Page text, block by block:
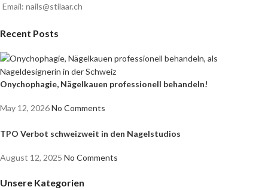
Email: nails@stilaar.ch
Recent Posts
Onychophagie, Nägelkauen professionell behandeln!
May 12, 2026No Comments
TPO Verbot schweizweit in den Nagelstudios
August 12, 2025 No Comments
Unsere Kategorien